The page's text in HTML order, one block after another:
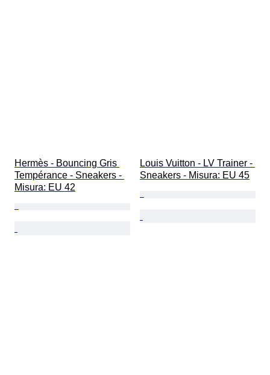
Hermès - Bouncing Gris
Tempérance - Sneakers -
Misura: EU 42
Louis Vuitton - LV Trainer -
Sneakers - Misura: EU 45